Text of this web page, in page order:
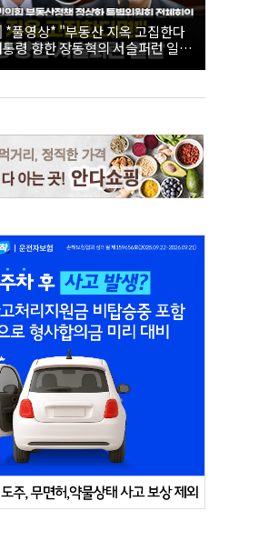
풀영상* "부동산 지옥 고집한다
령 향한 장동혁의 서슬퍼런 일갈
민의힘 부동산정책 정상화 특별